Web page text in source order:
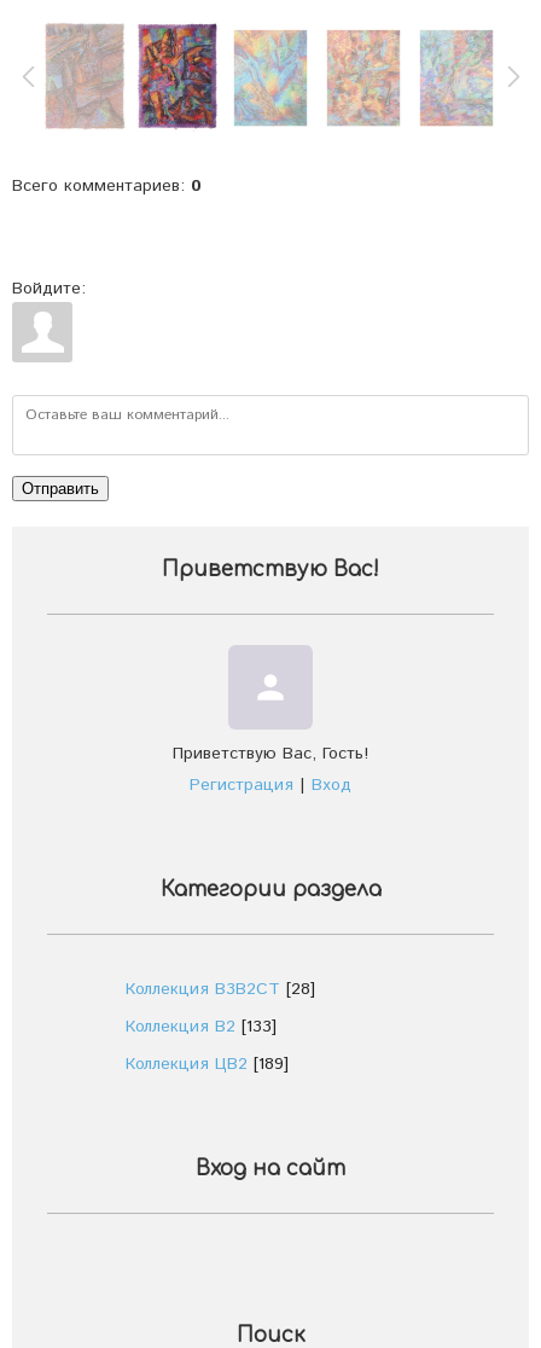
Всего комментариев: 0
Войдите:
Отправить
Приветствую Вас!
person
Приветствую Вас, Гость!
Регистрация | Вход
Категории раздела
Коллекция В3В2СТ [28]
Коллекция В2 [133]
Коллекция ЦВ2 [189]
Вход на сайт
Поиск